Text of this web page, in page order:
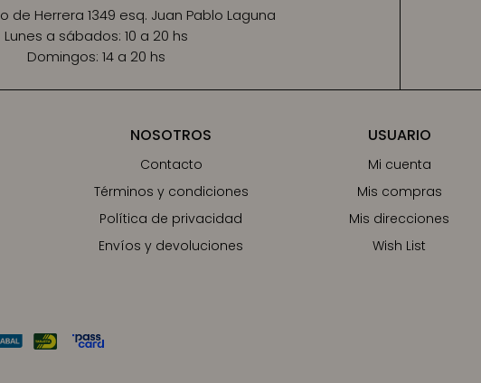
NOSOTROS
Contacto
Términos y condiciones
Política de privacidad
Envíos y devoluciones
USUARIO
Mi cuenta
Mis compras
Mis direcciones
Wish List
de Herrera 1349 esq. Juan Pablo Laguna
Lunes a sábados: 10 a 20 hs
Domingos: 14 a 20 hs